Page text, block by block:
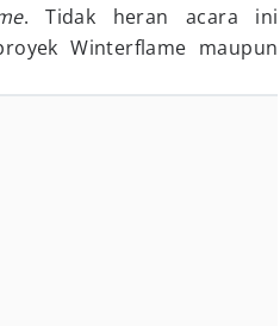
. Tidak heran acara ini
Winterflame maupun